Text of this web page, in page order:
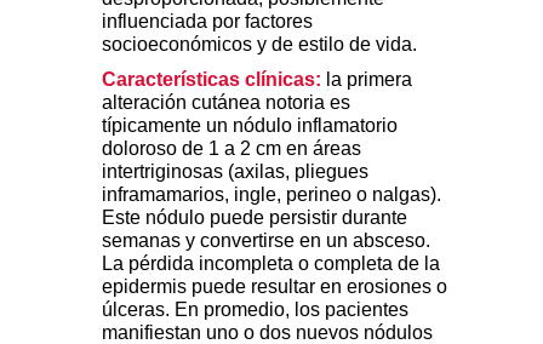
influenciada por factores
socioeconómicos y de estilo de vida.
Características clínicas: la primera
alteración cutánea notoria es
típicamente un nódulo inflamatorio
doloroso de 1 a 2 cm en áreas
intertriginosas (axilas, pliegues
inframamarios, ingle, perineo o nalgas).
Este nódulo puede persistir durante
semanas y convertirse en un absceso.
La pérdida incompleta o completa de la
epidermis puede resultar en erosiones o
úlceras. En promedio, los pacientes
manifiestan uno o dos nuevos nódulos